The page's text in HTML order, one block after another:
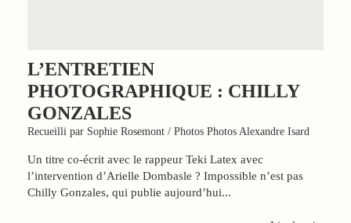
L’ENTRETIEN
PHOTOGRAPHIQUE : CHILLY
GONZALES
Recueilli par Sophie Rosemont / Photos Photos Alexandre Isard
Un titre co-écrit avec le rappeur Teki Latex avec
l’intervention d’Arielle Dombasle ? Impossible n’est pas
Chilly Gonzales, qui publie aujourd’hui...